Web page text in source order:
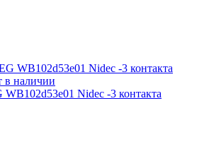
в наличии
WB102d53e01 Nidec -3 контакта